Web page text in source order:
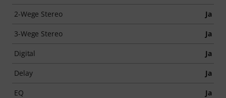
2-Wege Stereo Ja
3-Wege Stereo Ja
Digital Ja
Delay Ja
EQ Ja